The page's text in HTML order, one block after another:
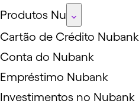
Produtos Nu
Cartão de Crédito Nubank
Conta do Nubank
Empréstimo Nubank
Investimentos no Nubank